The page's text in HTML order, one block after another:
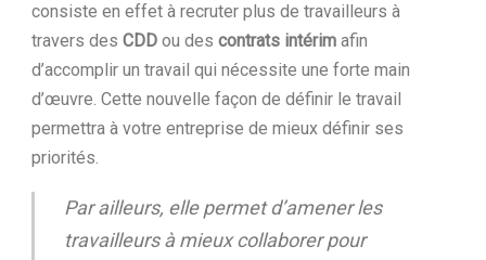
consiste en effet à recruter plus de travailleurs à
travers des CDD ou des contrats intérim afin
d’accomplir un travail qui nécessite une forte main
d’œuvre. Cette nouvelle façon de définir le travail
permettra à votre entreprise de mieux définir ses
priorités.
Par ailleurs, elle permet d’amener les
travailleurs à mieux collaborer pour